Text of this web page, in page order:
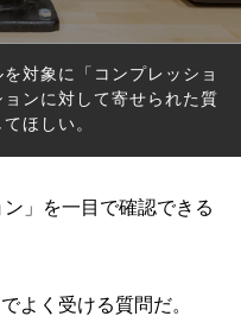
対象に「コンプレッショ
ンに対して寄せられた質
ほしい。
」を一目で確認できる
よく受ける質問だ。
イウッド